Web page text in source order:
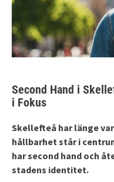
Second Hand i
i Fokus
Skellefteå har länge
hållbarhet står i
har second hand och
stadens identitet.